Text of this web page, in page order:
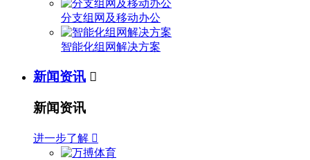
分支组网及移动办公
智能化组网解决方案
新闻资讯 
新闻资讯
进一步了解 